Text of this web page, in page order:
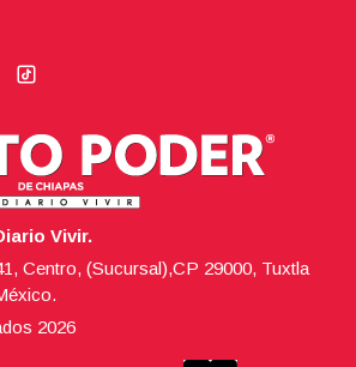
Vivir.
Centro, (Sucursal),CP 29000, Tuxtla
2026